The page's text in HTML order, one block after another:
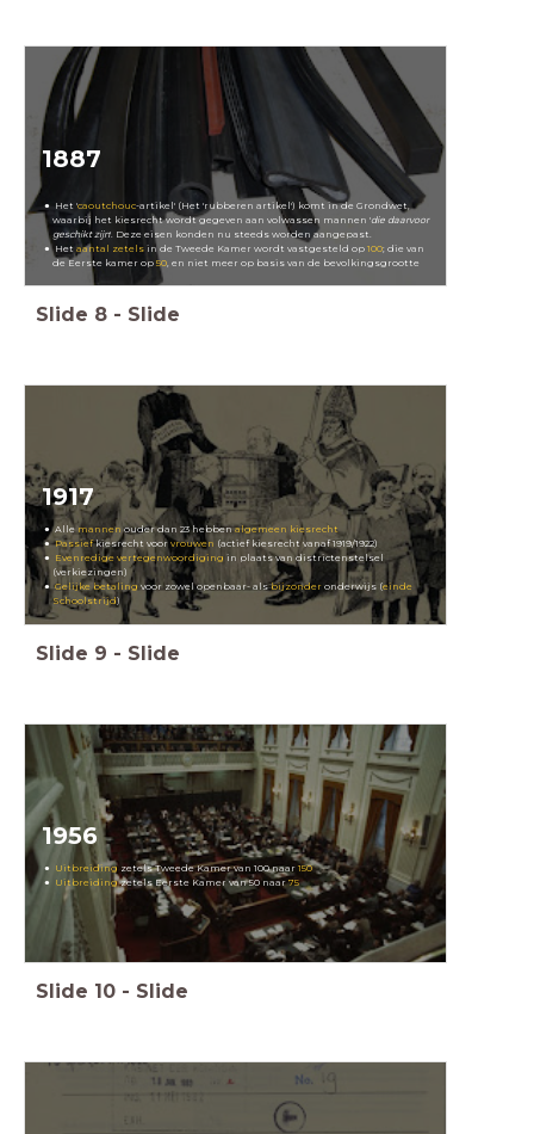
1887
Het 'caoutchouc-artikel' (Het 'rubberen artikel') komt in de Grondwet,
waarbij het kiesrecht wordt gegeven aan volwassen mannen 'die daarvoor
geschikt zijn'. Deze eisen konden nu steeds worden aangepast.
Hetaantal zetels in de Tweede Kamer wordt vastgesteld op100; die van
de Eerste kamer op 50, en niet meer op basis van de bevolkingsgrootte
Slide 8 - Slide
1917
Alle mannen ouder dan 23 hebbenalgemeen kiesrecht
Passiefkiesrecht voorvrouwen (actief kiesrecht vanaf 1919/1922)
Evenredige vertegenwoordiging in plaats van districtenstelsel
(verkiezingen)
Gelijke betalingvoor zowel openbaar- alsbijzonder onderwijs (einde
Schoolstrijd)
Slide 9 - Slide
1956
Uitbreiding zetels Tweede Kamer van 100 naar150
Uitbreidingzetels Eerste Kamer van 50 naar75
Slide 10 - Slide